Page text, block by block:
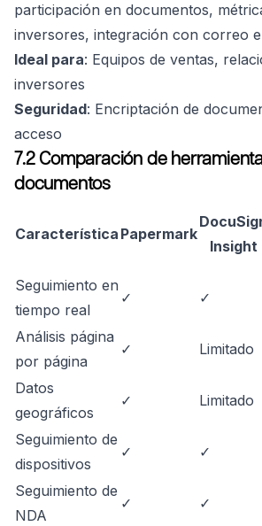
participación en documentos,
inversores, integración con correo
Ideal para: Equipos de ventas,
inversores
Seguridad: Encriptación de
acceso
7.2 Comparación de
documentos
Característica Papermark
Insight
Seguimiento en
tiempo real
✓ ✓
Análisis página
por página
✓ Limitado
Datos
geográficos
✓ Limitado
Seguimiento de
dispositivos
✓ ✓
Seguimiento de
NDA
✓ ✓